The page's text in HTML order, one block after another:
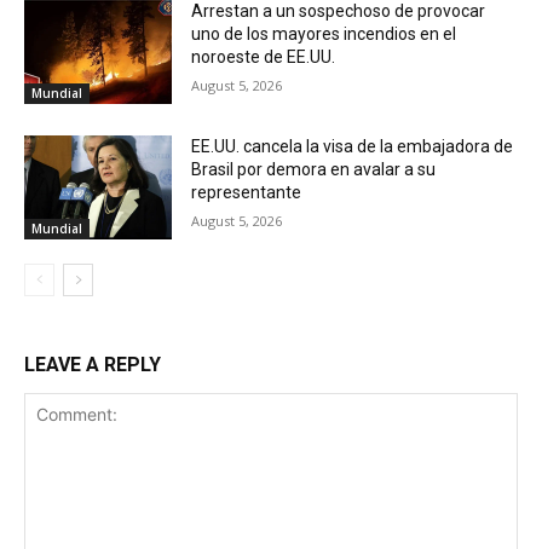
Mundial
Arrestan a un sospechoso de provocar
uno de los mayores incendios en el
noroeste de EE.UU.
August 5, 2026
Mundial
EE.UU. cancela la visa de la embajadora de
Brasil por demora en avalar a su
representante
August 5, 2026
LEAVE A REPLY